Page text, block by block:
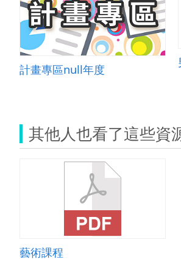
計畫專區null年度
其他人也看了這些資
藝術課程